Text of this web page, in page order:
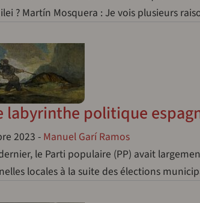
? Martín Mosquera : Je vois plusieurs
labyrinthe politique
2023- Manuel Garí Ramos
le Parti populaire (PP) avait
locales à la suite des élections